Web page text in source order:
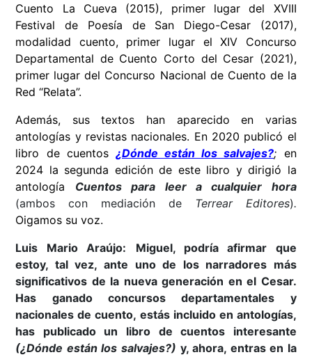
Cuento La Cueva (2015), primer lugar del XVIII
Festival de Poesía de San Diego-Cesar (2017),
modalidad cuento, primer lugar el XIV Concurso
Departamental de Cuento Corto del Cesar (2021),
primer lugar del Concurso Nacional de Cuento de la
Red “Relata”.
Además, sus textos han aparecido en varias
antologías y revistas nacionales. En 2020 publicó el
libro de cuentos ¿Dónde están los salvajes?; en
2024 la segunda edición de este libro y dirigió la
antología Cuentos para leer a cualquier hora
(ambos con mediación de Terrear Editores).
Oigamos su voz.
Luis Mario Araújo:
Miguel, podría afirmar que
estoy, tal vez, ante uno de los narradores más
significativos de la nueva generación en el Cesar.
Has ganado concursos departamentales y
nacionales de cuento, estás incluido en antologías,
has publicado un libro de cuentos interesante
(¿Dónde están los salvajes?) y, ahora, entras en la